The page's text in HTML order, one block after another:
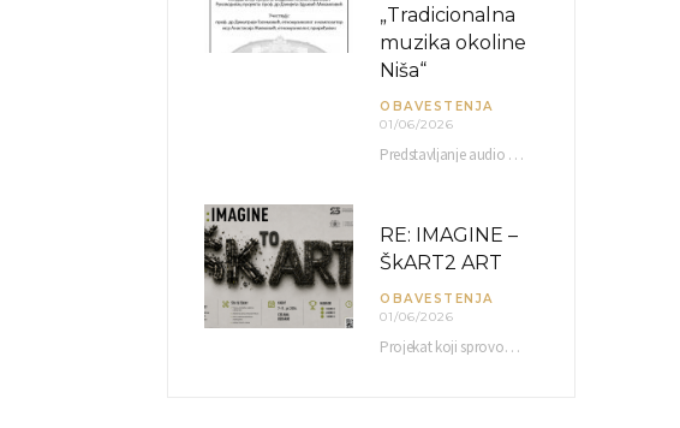
„Tradicionalna
muzika okoline
Niša“
OBAVESTENJA
01/06/2026
Predstavljanje audio izdanja “Tradicionalna muzika okoline Niša” organizuje se u okviru projekta O-10-17 Muzičko nasleđe jugoistočne…
RE: IMAGINE –
ŠkART2 ART
OBAVESTENJA
01/06/2026
Projekat koji sprovodi Američka privredna komora uz podrŝku kompanije Philip Morris International, sa ciljem povezivanja…